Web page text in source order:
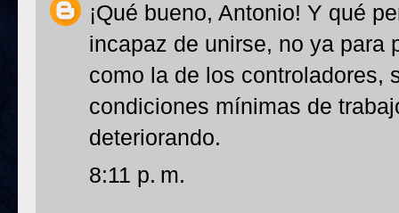
¡Qué bueno, Antonio! Y qué
incapaz de unirse, no ya para
como la de los controladores,
condiciones mínimas de
deteriorando.
8:11 p. m.